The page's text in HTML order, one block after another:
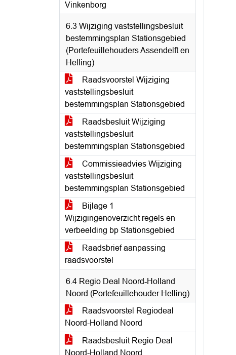
Vinkenborg
6.3 Wijziging vaststellingsbesluit
bestemmingsplan Stationsgebied
(Portefeuillehouders Assendelft en
Helling)
Raadsvoorstel Wijziging
vaststellingsbesluit
bestemmingsplan Stationsgebied
Raadsbesluit Wijziging
vaststellingsbesluit
bestemmingsplan Stationsgebied
Commissieadvies Wijziging
vaststellingsbesluit
bestemmingsplan Stationsgebied
Bijlage 1
Wijzigingenoverzicht regels en
verbeelding bp Stationsgebied
Raadsbrief aanpassing
raadsvoorstel
6.4 Regio Deal Noord-Holland
Noord (Portefeuillehouder Helling)
Raadsvoorstel Regiodeal
Noord-Holland Noord
Raadsbesluit Regio Deal
Noord-Holland Noord